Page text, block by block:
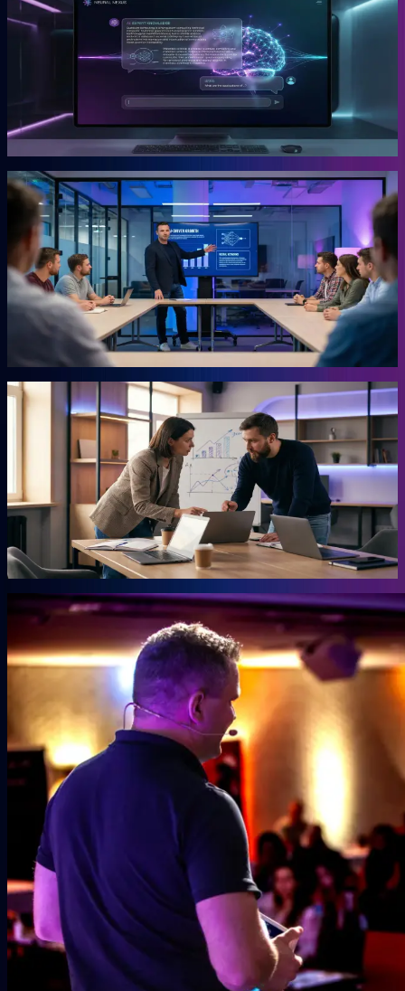
Snipbird
Die KI-Plattform für Unternehmer.
Snipbird ist das Tool, das Benno für Unternehmer gebaut hat. Kein
Hype. Kein Basteln. Bewährte Marketing-Systeme mit KI-
Unterstützung, direkt einsetzbar.
Gründer
KI-Marketing-Studio
Marketing für den Mittelstand, ohne Agentur.
Für Unternehmer, die keine Zeit für Marketing haben und trotzdem
Ergebnisse wollen. Das Studio übernimmt die Arbeit, für die du
sonst eine externe Agentur beauftragen müsstest. Ohne
Agenturpreise, ohne endlose Abstimmungsschleifen.
Mehr erfahren →
Autor
AHEAD Buchserie
Das Playbook für deinen Vorsprung.
Marketing, KI, Lead-Generierung, Empfehlungen. Jedes Buch
beantwortet eine Frage: Wie baust du einen Teil deiner Growth
Engine? Co-geschrieben mit der Erfahrung aus 20 Jahren eigenem
Mehr erfahren →